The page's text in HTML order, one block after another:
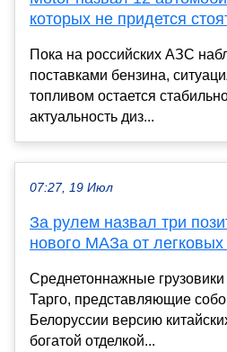
которых не придется
Пока на российских АЗС
поставками бензина,
топливом остается
актуальность диз...
07:27, 19 Июл
За рулем назвал три
нового МАЗа от
Среднетоннажные
Тарго, представляющие
Белоруссии версию
богатой отделкой...